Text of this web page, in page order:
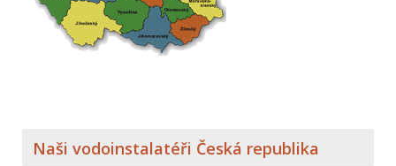
Naši vodoinstalatéři Česká republika